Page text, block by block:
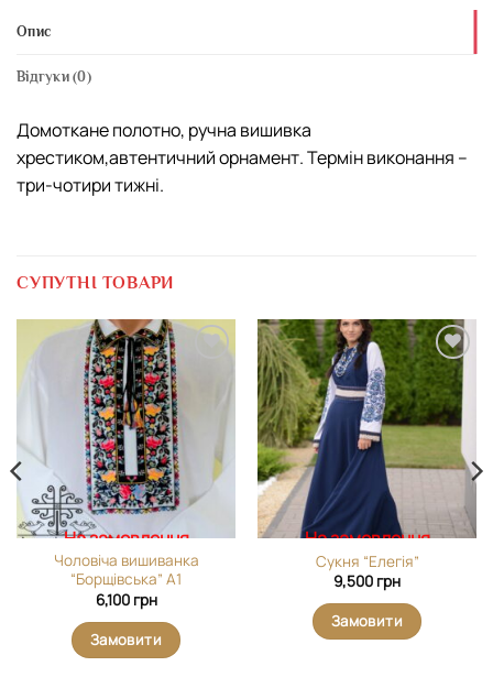
Опис
Відгуки (0)
Домоткане полотно, ручна вишивка
хрестиком,автентичний орнамент. Термін виконання –
три-чотири тижні.
СУПУТНІ ТОВАРИ
Додати
виріб у
вибране
На замовлення
Чоловіча вишиванка
“Борщівська” А1
6,100 грн
Замовити
Додати
виріб у
вибране
На замовлення
Сукня “Елегія”
9,500 грн
Замовити